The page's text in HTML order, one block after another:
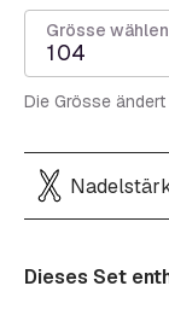
Grösse wählen
104
Die Grösse
Dieses Set